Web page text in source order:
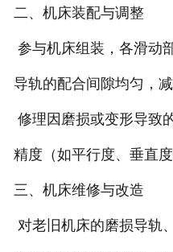
二、机床装配与调整
参与机床组装，各滑动
导轨的配合间隙均匀，减
修理因磨损或变形导致
精度（如平行度、垂直度
三、机床维修与改造
对老旧机床的磨损导轨